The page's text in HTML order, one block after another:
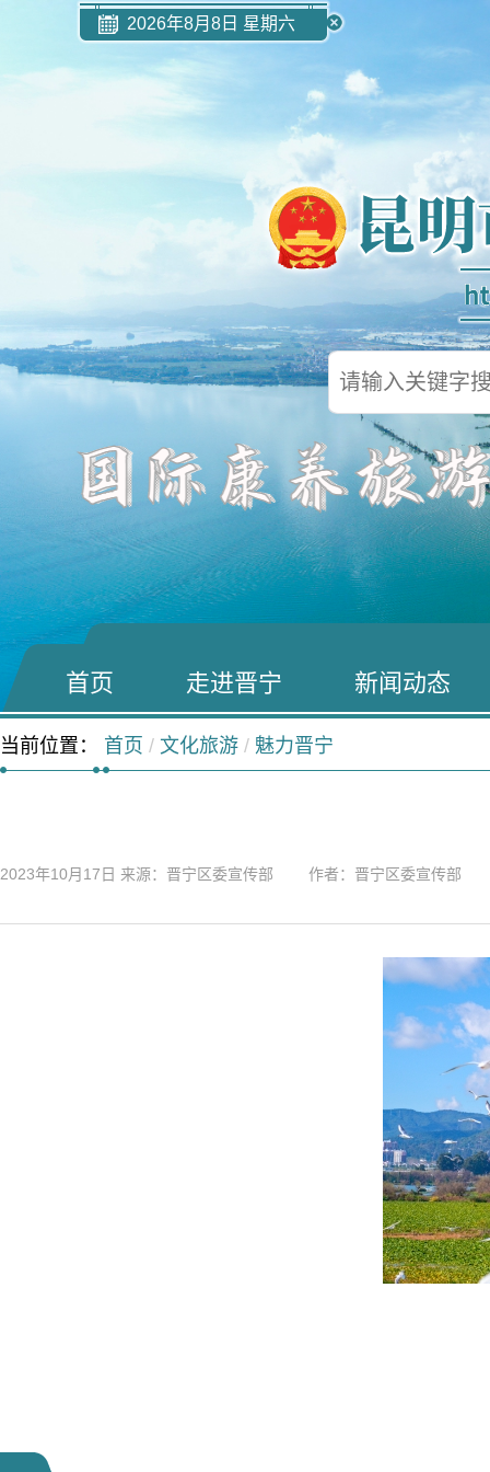
2026年8月8日 星期六
首页 走进晋宁 新闻动态
当前位置： 首页 / 文化旅游 / 魅力晋宁
2023年10月17日 来源：晋宁区委宣传部 作者：晋宁区委宣传部